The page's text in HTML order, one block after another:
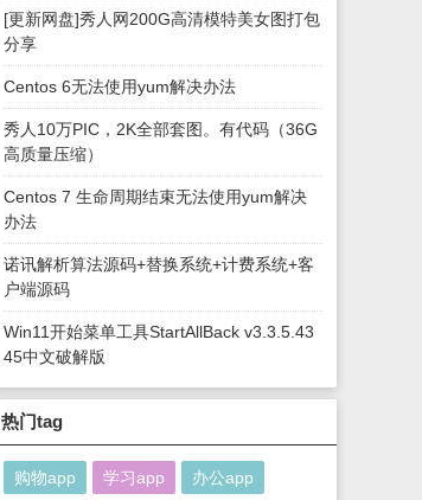
[更新网盘]秀人网200G高清模特美女图打包
分享
Centos 6无法使用yum解决办法
秀人10万PIC，2K全部套图。有代码（36G
高质量压缩）
Centos 7 生命周期结束无法使用yum解决
办法
诺讯解析算法源码+替换系统+计费系统+客
户端源码
Win11开始菜单工具StartAllBack v3.3.5.43
45中文破解版
热门tag
购物app 学习app 办公app